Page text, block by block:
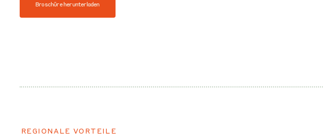
Broschüre herunterladen
REGIONALE VORTEILE